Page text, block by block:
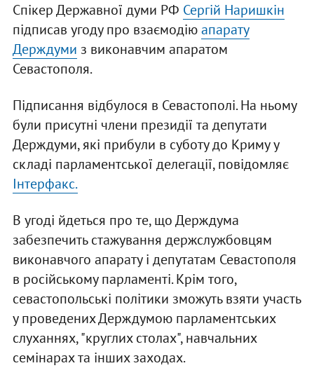
Спікер Державної думи РФ Сергій Наришкін
підписав угоду про взаємодіюапарату
Держдуми з виконавчим апаратом
Севастополя.
Підписання відбулося в Севастополі. На ньому
були присутні члени президії та депутати
Держдуми, які прибули в суботу до Криму у
складі парламентської делегації, повідомляє
Інтерфакс.
В угоді йдеться про те, що Держдума
забезпечить стажування держслужбовцям
виконавчого апарату і депутатам Севастополя
в російському парламенті. Крім того,
севастопольські політики зможуть взяти участь
у проведених Держдумою парламентських
слуханнях, "круглих столах", навчальних
семінарах та інших заходах.